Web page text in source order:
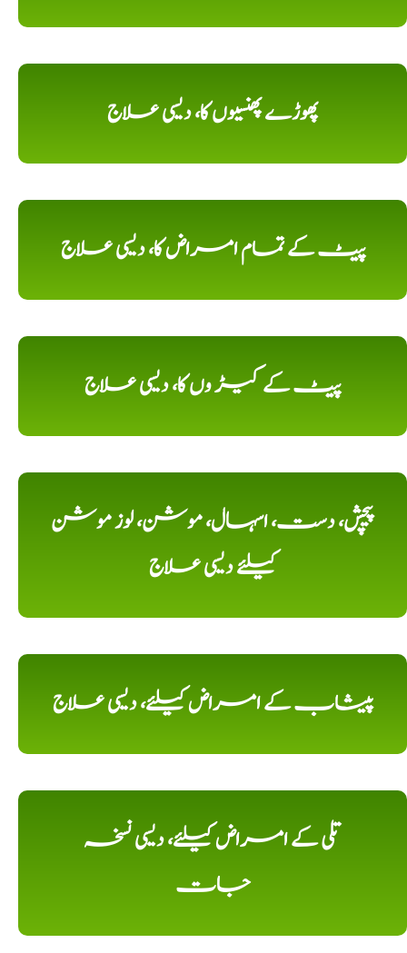
پھوڑے پھنسیوں کا، دیسی علاج
پیٹ کے تمام امراض کا، دیسی علاج
پیٹ کے کیڑ وں کا، دیسی علاج
پیچش، دست، اسہال، موشن، لوز موشن
کیلئے دیسی علاج
پیشاب کے امراض کیلئے، دیسی علاج
تلی کے امراض کیلئے، دیسی نسخہ
جات